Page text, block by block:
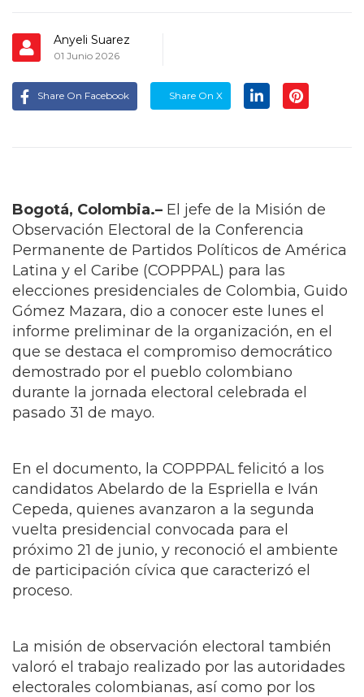
Anyeli Suarez
01 Junio 2026
Share On Facebook Share On X
Bogotá, Colombia.– El jefe de la Misión de
Observación Electoral de la Conferencia
Permanente de Partidos Políticos de América
Latina y el Caribe (COPPPAL) para las
elecciones presidenciales de Colombia, Guido
Gómez Mazara, dio a conocer este lunes el
informe preliminar de la organización, en el
que se destaca el compromiso democrático
demostrado por el pueblo colombiano
durante la jornada electoral celebrada el
pasado 31 de mayo.
En el documento, la COPPPAL felicitó a los
candidatos Abelardo de la Espriella e Iván
Cepeda, quienes avanzaron a la segunda
vuelta presidencial convocada para el
próximo 21 de junio, y reconoció el ambiente
de participación cívica que caracterizó el
proceso.
La misión de observación electoral también
valoró el trabajo realizado por las autoridades
electorales colombianas, así como por los